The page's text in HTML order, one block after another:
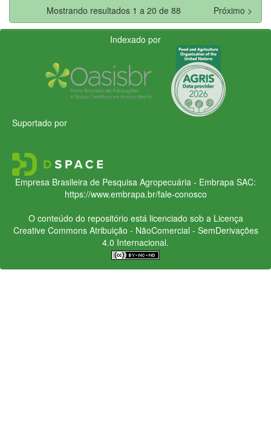
Mostrando resultados 1 a 20 de 88 Próximo >
Indexado por
Suportado por
Empresa Brasileira de Pesquisa Agropecuária - Embrapa SAC:
https://www.embrapa.br/fale-conosco
O conteúdo do repositório está licenciado sob a Licença
Creative CommonsAtribuição - NãoComercial - SemDerivações
4.0 Internacional.